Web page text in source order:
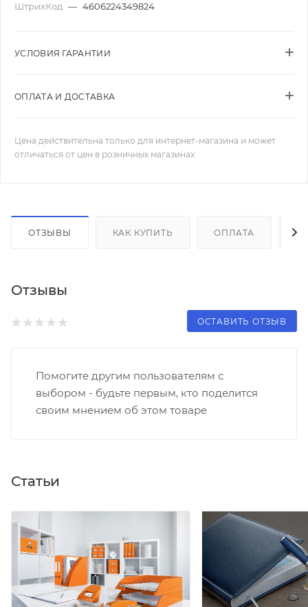
ШтрихКод — 4606224349824
УСЛОВИЯ ГАРАНТИИ
ОПЛАТА И ДОСТАВКА
Цена действительна только для интернет-магазина и может
отличаться от цен в розничных магазинах
ОТЗЫВЫ КАК КУПИТЬ ОПЛАТА
Отзывы
ОСТАВИТЬ ОТЗЫВ
Помогите другим пользователям с
выбором - будьте первым, кто поделится
своим мнением об этом товаре
Статьи